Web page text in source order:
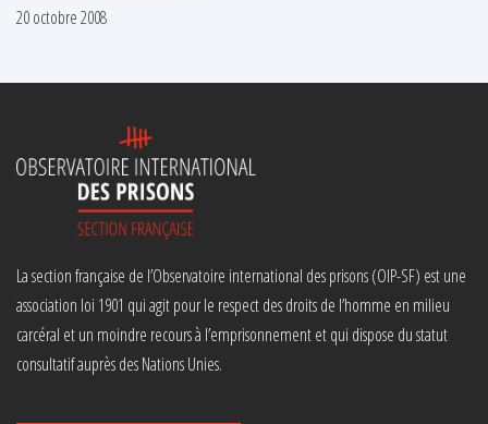
20 octobre 2008
La section française de l’Observatoire international des prisons (OIP-SF) est une
association loi 1901 qui agit pour le respect des droits de l’homme en milieu
carcéral et un moindre recours à l’emprisonnement et qui dispose du statut
consultatif auprès des Nations Unies.